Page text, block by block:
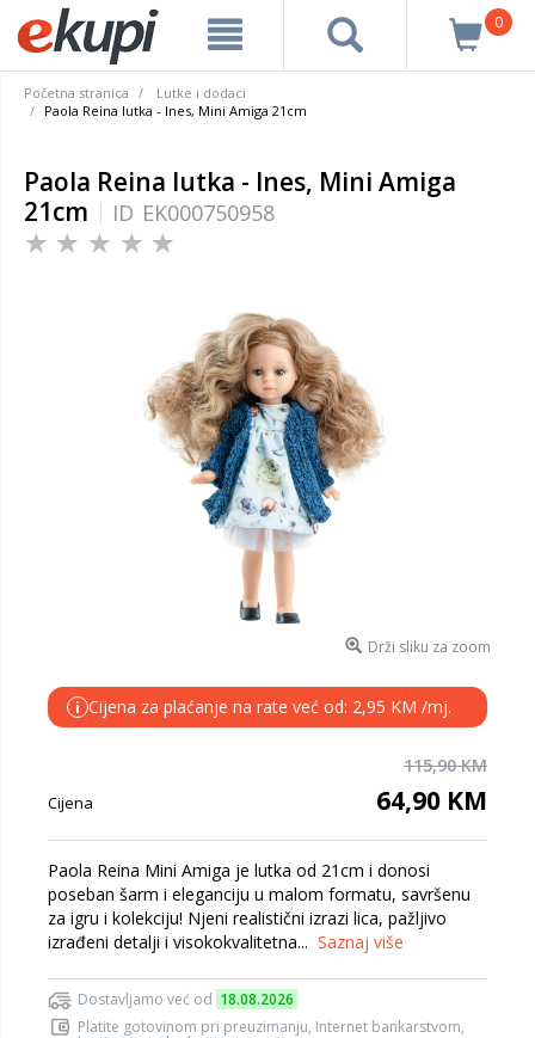
0
Početna stranica
Lutke i dodaci
Paola Reina lutka - Ines, Mini Amiga 21cm
Paola Reina lutka - Ines, Mini Amiga
21cm
ID EK000750958
Drži sliku za zoom
i Cijena za plaćanje na rate već od: 2,95 KM /mj.
115,90 KM
Cijena 64,90 KM
Paola Reina Mini Amiga je lutka od 21cm i donosi
poseban šarm i eleganciju u malom formatu, savršenu
za igru i kolekciju! Njeni realistični izrazi lica, pažljivo
izrađeni detalji i visokokvalitetna... Saznaj više
Dostavljamo već od 18.08.2026
Platite gotovinom pri preuzimanju, Internet bankarstvom,